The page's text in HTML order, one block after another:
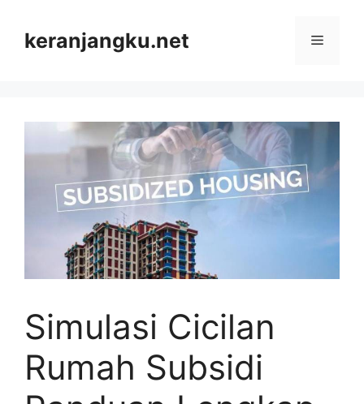
contentkeranjangku.net Menu
Simulasi Cicilan
Rumah Subsidi